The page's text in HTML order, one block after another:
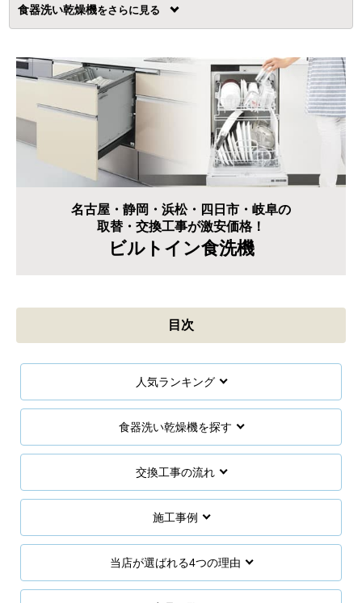
食器洗い乾燥機を
名古屋・静岡・浜松・四日市・岐阜の
取替・交換工事が激安価格！
ビルトイン食洗機
目次
人気ランキング
食器洗い乾燥機を探す
交換工事の流れ
施工事例
当店が選ばれる4つの理由